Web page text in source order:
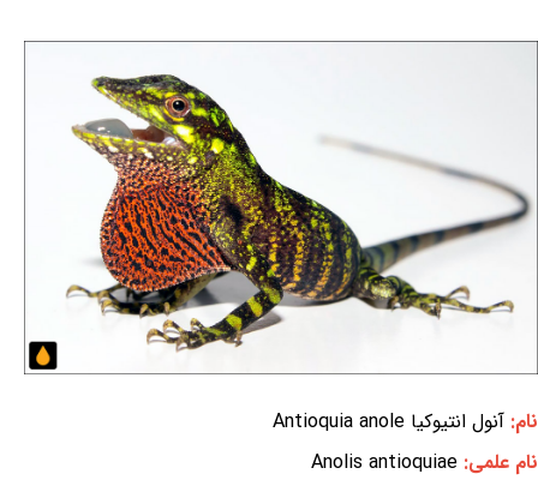
نام: آنول انتیوکیا Antioquia anole
نام علمی: Anolis antioquiae